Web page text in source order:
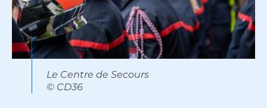
Le Centre de Secours
© CD36